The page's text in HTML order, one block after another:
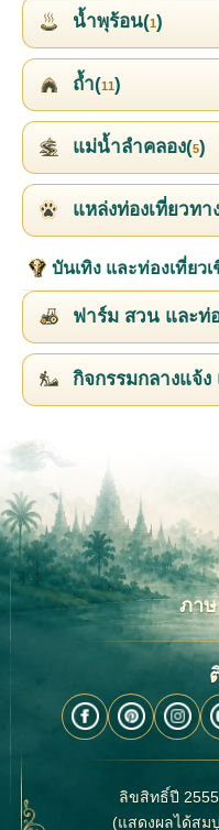
น้ำพุร้อน(1)
ถ้ำ(11)
แม่น้ำลำคลอง(5)
แหล่งท่องเที่ยวท
บันเทิง และท่องเที่ยวเ
ฟาร์ม สวน และท่
กิจกรรมกลางแจ้
ภา
ลิขสิทธิ์ปี
(แสดงผลได้สม